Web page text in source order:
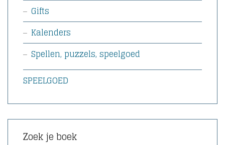
Gifts
Kalenders
Spellen, puzzels, speelgoed
SPEELGOED
Zoek je boek